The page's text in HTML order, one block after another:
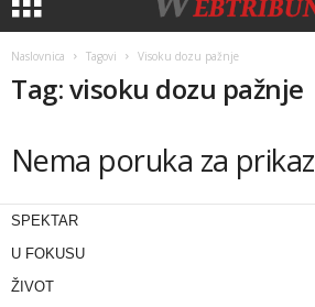
Naslovnica Tagovi Visoku dozu pažnje
Tag: visoku dozu pažnje
Nema poruka za prikaz
SPEKTAR
U FOKUSU
ŽIVOT